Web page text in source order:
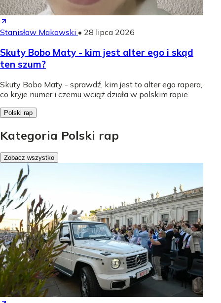
Stanisław Makowski • 28 lipca 2026
Skuty Bobo Maty - kim jest alter ego i skąd
ten szum?
Skuty Bobo Maty - sprawdź, kim jest to alter ego rapera,
co kryje numer i czemu wciąż działa w polskim rapie.
Polski rap
Kategoria Polski rap
Zobacz wszystko